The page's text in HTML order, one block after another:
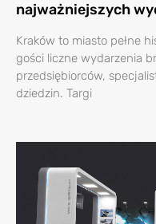
najważniejszych
Kraków to miasto pełne
gości liczne wydarzenia
przedsiębiorców,
dziedzin. Targi